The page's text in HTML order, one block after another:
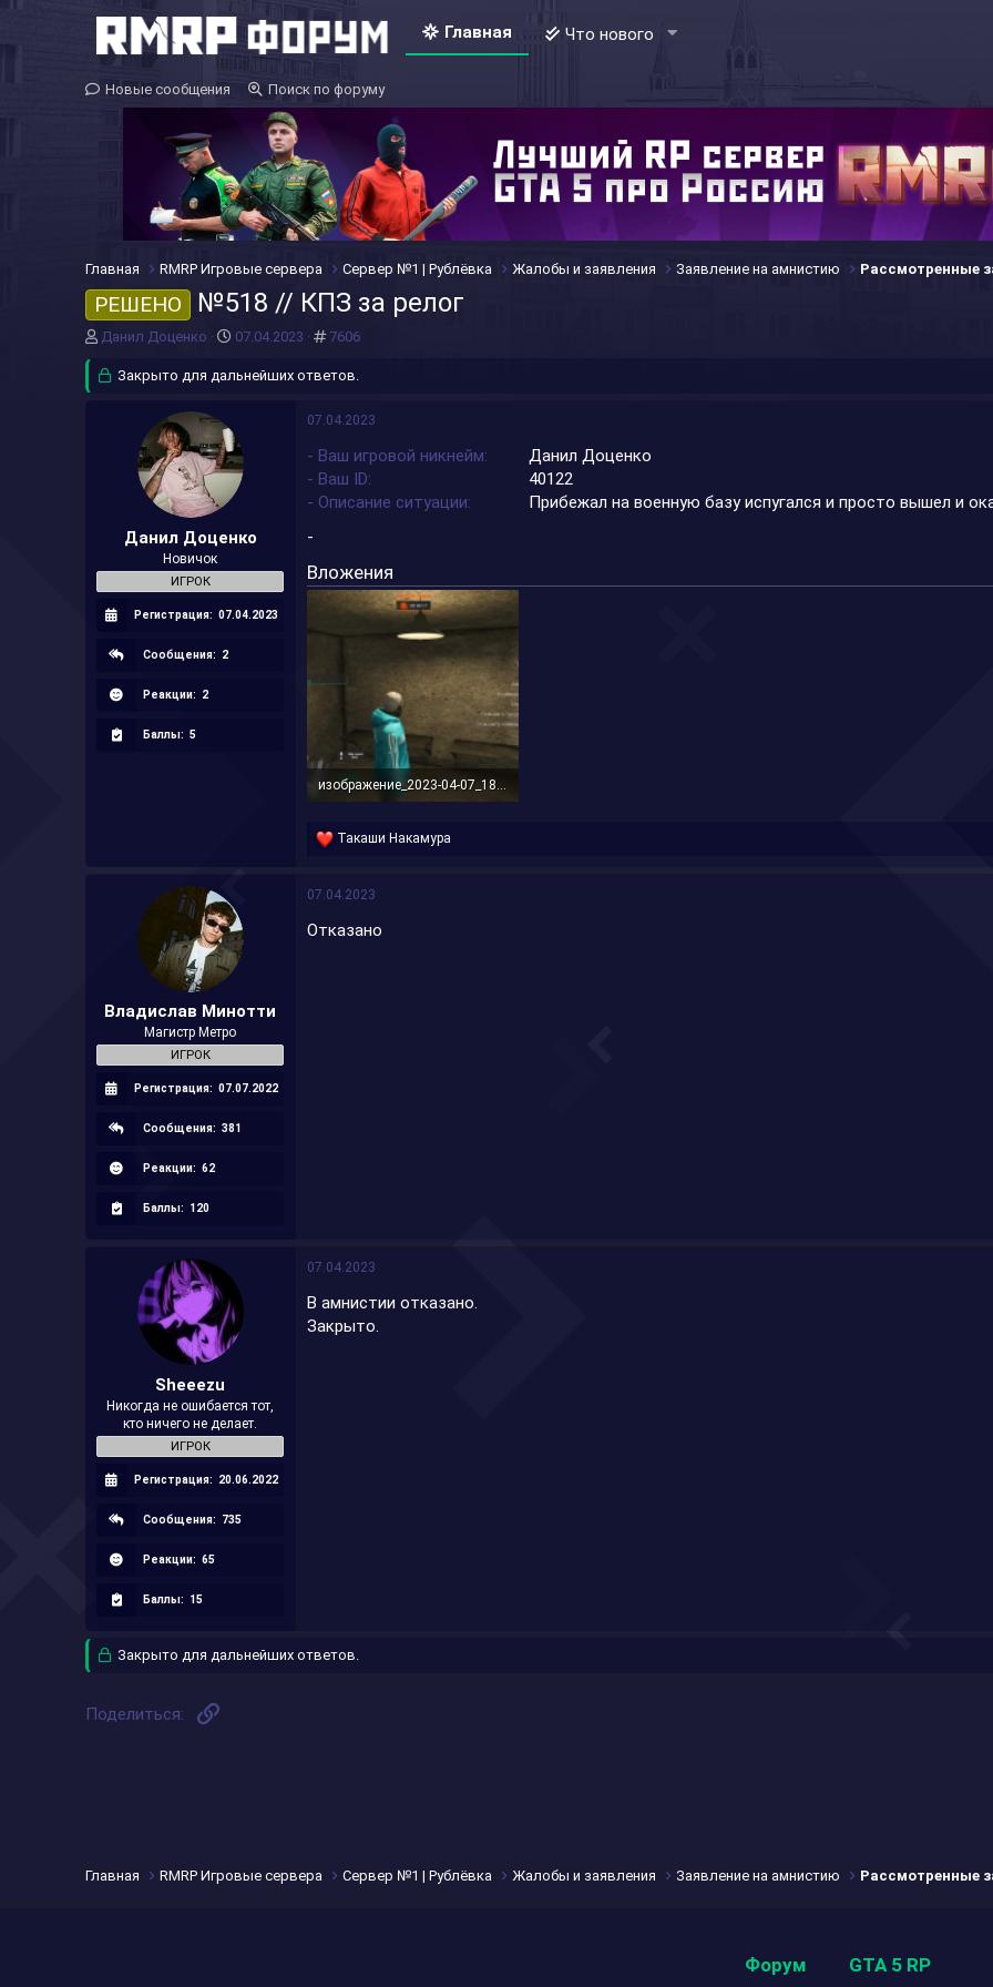
Главная Что нового
Новые сообщения Поиск по форуму
Главная RMRP Игровые сервера Сервер №1 | Рублёвка Жалобы и заявления Заявление на амнистию Рассмотренные
РЕШЕНО №518 // КПЗ за релог
А
т
Данил Доценко
Д
т
а
ч
а
л
07.04.2023 #
7606
Закрыто для дальнейших ответов.
Данил Доценко
Новичок
ИГРОК
Регистрация: 07.04.2023
Сообщения: 2
Реакции: 2
Баллы: 5
07.04.2023
- Ваш игровой никнейм
Данил Доценко
- Ваш ID
40122
- Описание ситуации
Прибежал на военную базу испугался и просто вышел и
-
Вложения
изображение_2023-04-07_180739536.png
Р
к
и
Такаши Накамура
Владислав Минотти
Магистр Метро
ИГРОК
Регистрация: 07.07.2022
Сообщения: 381
Реакции: 62
Баллы: 120
07.04.2023
Отказано
Sheeezu
Никогда не ошибается тот,
кто ничего не делает.
ИГРОК
Регистрация: 20.06.2022
Сообщения: 735
Реакции: 65
Баллы: 15
07.04.2023
В амнистии отказано.
Закрыто.
Закрыто для дальнейших ответов.
Поделиться:
Главная RMRP Игровые сервера Сервер №1 | Рублёвка Жалобы и заявления Заявление на амнистию Рассмотренные
Форум GTA 5 RP